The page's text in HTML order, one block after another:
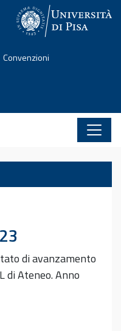
Convenzioni
di avanzamento
di Ateneo. Anno